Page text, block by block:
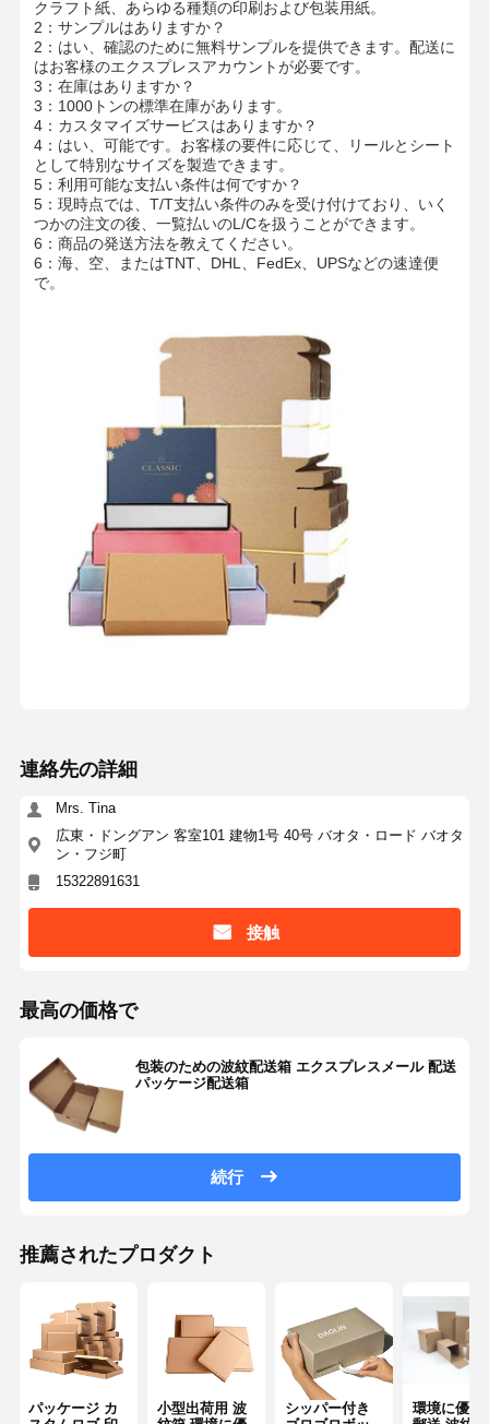
クラフト紙、あらゆる種類の印刷および包装用紙。
2：サンプルはありますか？
2：はい、確認のために無料サンプルを提供できます。配送に
はお客様のエクスプレスアカウントが必要です。
3：在庫はありますか？
3：1000トンの標準在庫があります。
4：カスタマイズサービスはありますか？
4：はい、可能です。お客様の要件に応じて、リールとシート
として特別なサイズを製造できます。
5：利用可能な支払い条件は何ですか？
5：現時点では、T/T支払い条件のみを受け付けており、いく
つかの注文の後、一覧払いのL/Cを扱うことができます。
6：商品の発送方法を教えてください。
6：海、空、またはTNT、DHL、FedEx、UPSなどの速達便
で。
連絡先の詳細
Mrs. Tina
広東・ドングアン 客室101 建物1号 40号 バオタ・ロード バオタ
ン・フジ町
15322891631
接触
最高の価格で
包装のための波紋配送箱 エクスプレスメール 配送
パッケージ配送箱
続行
推薦されたプロダクト
パッケージ カ
小型出荷用 波
シッパー付き
環境に優し